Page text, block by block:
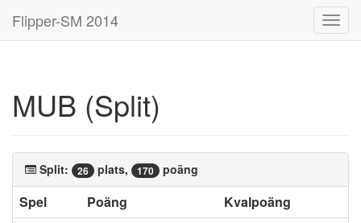
Flipper-SM 2014
MUB (Split)
Split: 26 plats, 170 poäng
Spel Poäng
Kvalpoäng